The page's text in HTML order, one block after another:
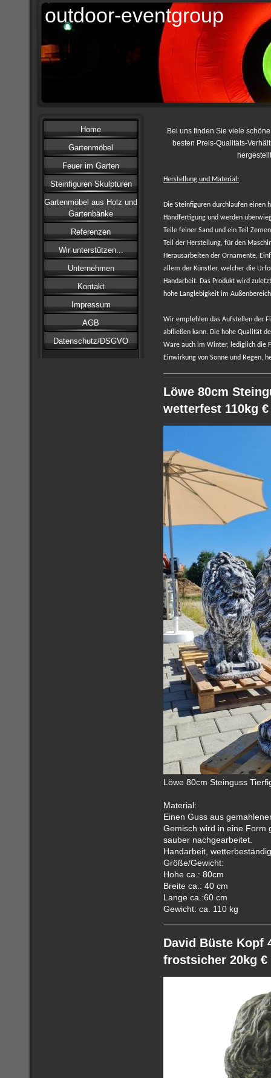
outdoor-eventgroup
Home
Gartenmöbel
Feuer im Garten
Steinfiguren Skulpturen
Gartenmöbel aus Holz und
Gartenbänke
Referenzen
Wir unterstützen...
Unternehmen
Kontakt
Impressum
AGB
Datenschutz/DSGVO
Bei uns finden Sie viele
besten Preis-Qualitäts-
Herstellung und Material:
Die Steinfiguren durchlaufen einen
Handfertigung und werden
Teile feiner Sand und ein Teil
Teil der Herstellung, für den
Herausarbeiten der Ornamente,
allem der Künstler, welcher die
Handarbeit. Das Produkt wird
hohe Langlebigkeit im
Wir empfehlen das Aufstellen der
abfließen kann. Die hohe Qualität
Ware auch im Winter, lediglich die
Einwirkung von Sonne und Regen,
Löwe 80cm
wetterfest 110kg €
Löwe 80cm Steinguss
Material:
Einen Guss aus
Gemisch wird in eine Form
sauber nachgearbeitet.
Handarbeit,
Größe/Gewicht:
Hohe ca.: 80cm
Breite ca.: 40 cm
Lange ca.:60 cm
Gewicht: ca. 110 kg
David Büste Kopf
frostsicher 20kg €